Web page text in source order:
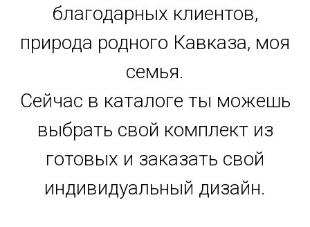
благодарных клиентов,
природа родного Кавказа, моя
семья.
Сейчас в каталоге ты можешь
выбрать свой комплект из
готовых и заказать свой
индивидуальный дизайн.